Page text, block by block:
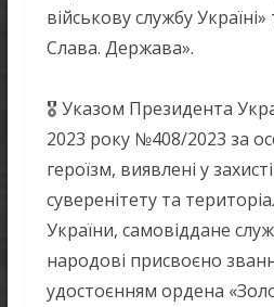
військову службу
Слава. Держава».
🎖 Указом Президента
2023 року №408/2023 за
героїзм, виявлені у
суверенітету та
України, самовіддане
народові присвоєно
удостоєнням ордена